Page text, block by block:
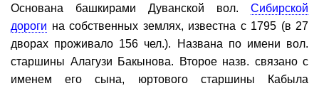
Основана башкирами Дуванской вол. Сибирской
дороги на собственных землях, известна с 1795 (в 27
дворах проживало 156 чел.). Названа по имени вол.
старшины Алагузи Бакынова. Второе назв. связано с
именем его сына, юртового старшины Кабыла